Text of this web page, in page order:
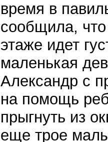
время в
сообщила,
этаже идет
маленькая
Александр с
на помощь
прыгнуть из
еще трое